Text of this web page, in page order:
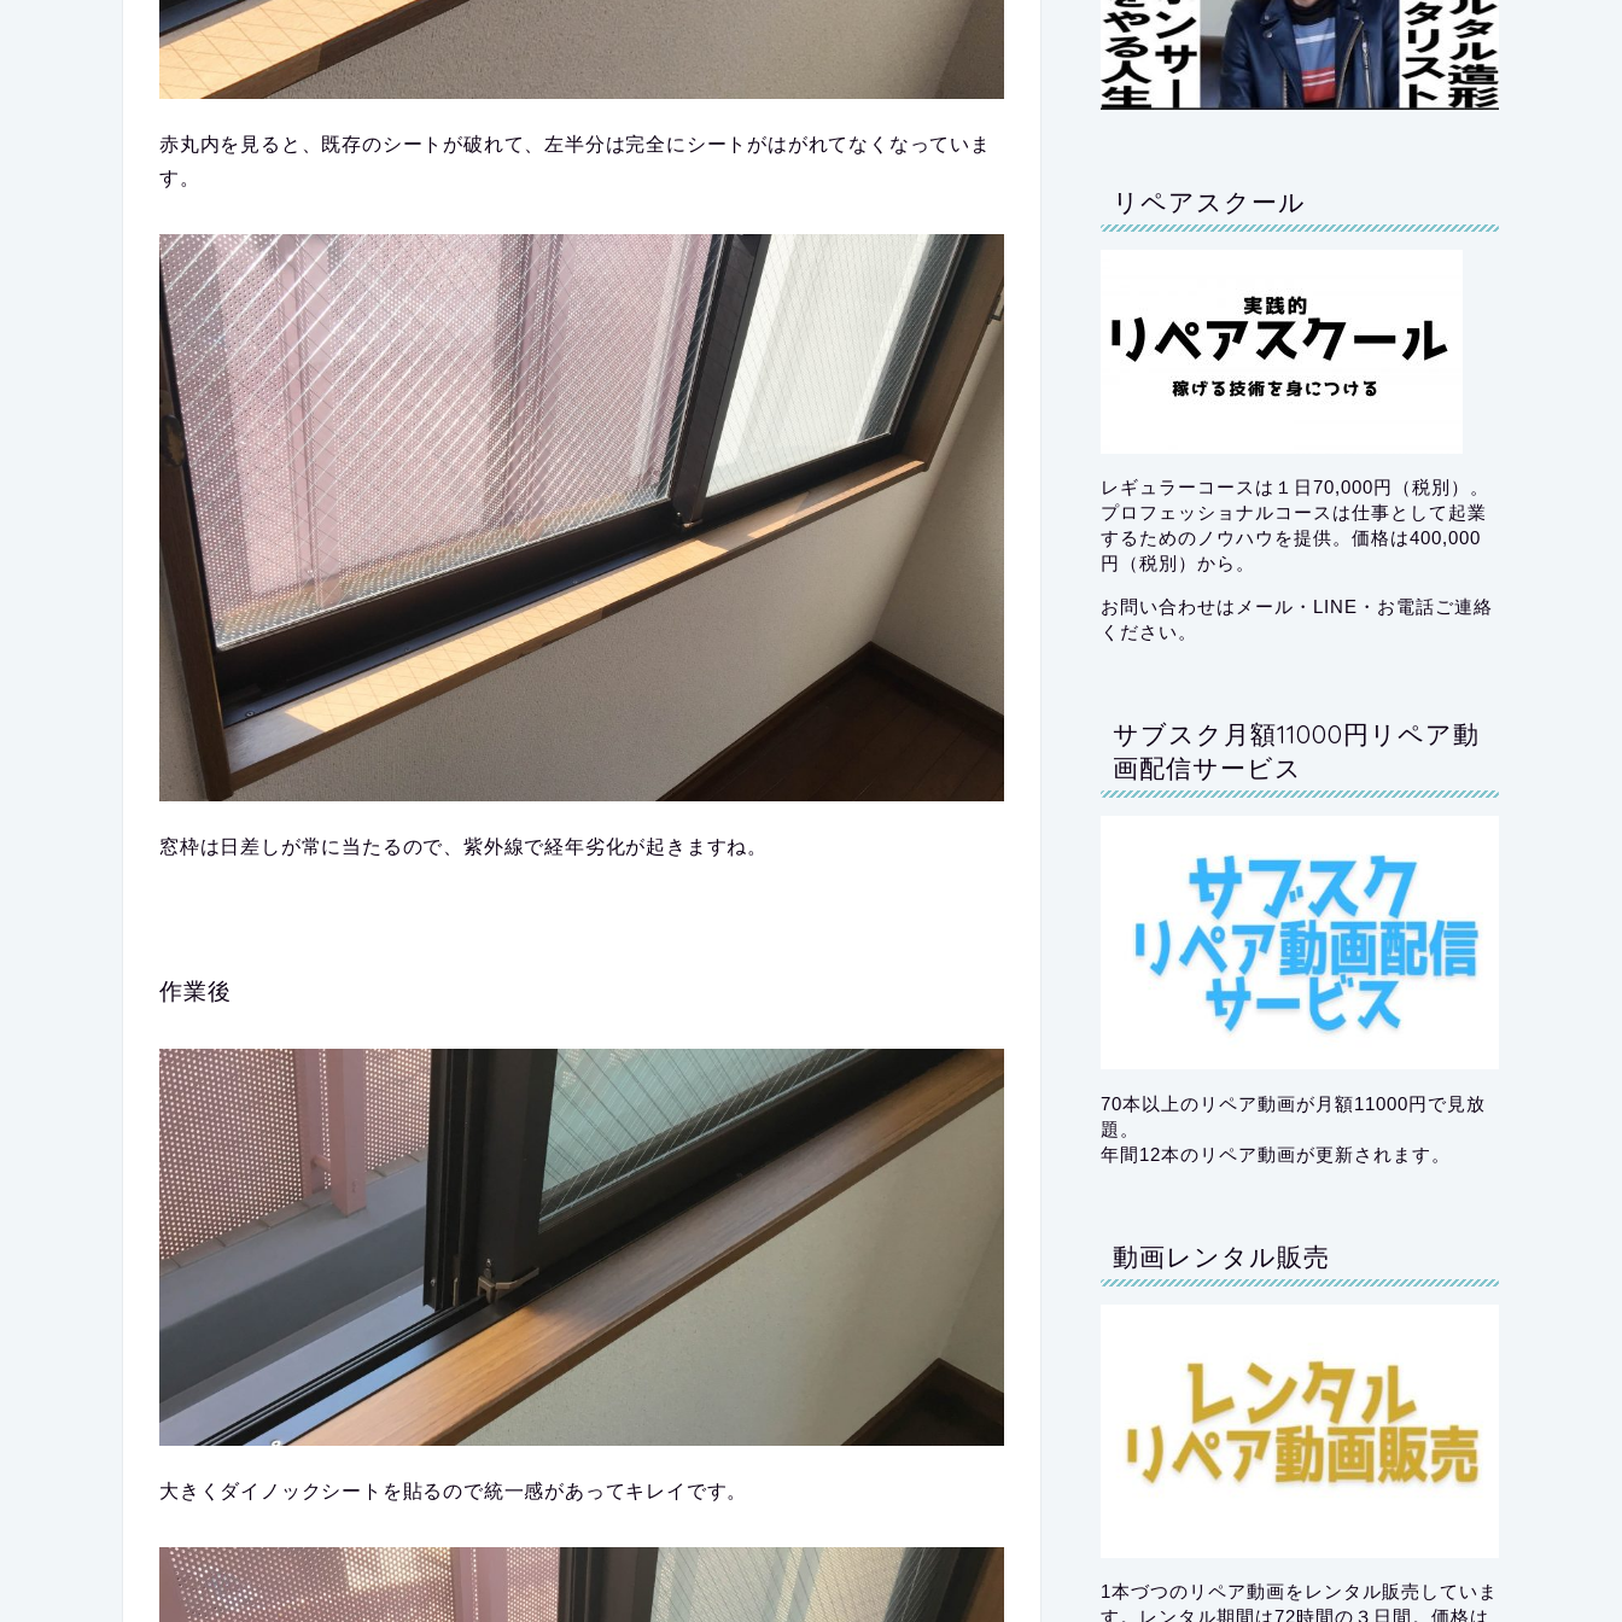
赤丸内を見ると、既存のシートが破れて、左半分は完全にシートがはがれてなくなっていま
す。
窓枠は日差しが常に当たるので、紫外線で経年劣化が起きますね。
作業後
大きくダイノックシートを貼るので統一感があってキレイです。
リペアスクール
レギュラーコースは１日70,000円（税別）。
プロフェッショナルコースは仕事として起業
するためのノウハウを提供。価格は400,000
円（税別）から。
お問い合わせはメール・LINE・お電話ご連絡
ください。
サブスク月額11000円リペア動
画配信サービス
70本以上のリペア動画が月額11000円で見放
題。
年間12本のリペア動画が更新されます。
動画レンタル販売
1本づつのリペア動画をレンタル販売していま
す。レンタル期間は72時間の３日間。価格は